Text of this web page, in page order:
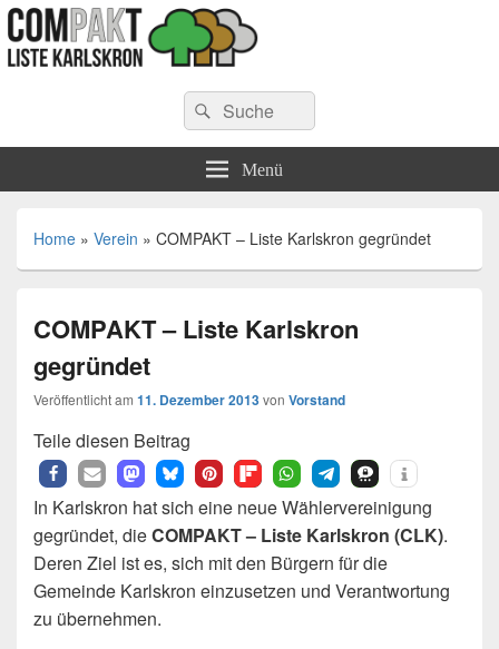
COMPAKT – Liste Karlskron
Die Compakt – Liste Karlskron (CLK) ist eine parteiunabhängige Vereinigung
von Bürgerinnen und Bürgern aus Karlskron.
Suchen
nach:
Suchen
Menü
Home » Verein » COMPAKT – Liste Karlskron gegründet
COMPAKT – Liste Karlskron
gegründet
Veröffentlicht am 11. Dezember 2013von Vorstand
Teile diesen Beitrag
In Karlskron hat sich eine neue Wählervereinigung
gegründet, dieCOMPAKT – Liste Karlskron (CLK).
Deren Ziel ist es, sich mit den Bürgern für die
Gemeinde Karlskron einzusetzen und Verantwortung
zu übernehmen.